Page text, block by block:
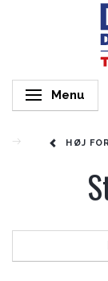
SkifteMenu
HØJ